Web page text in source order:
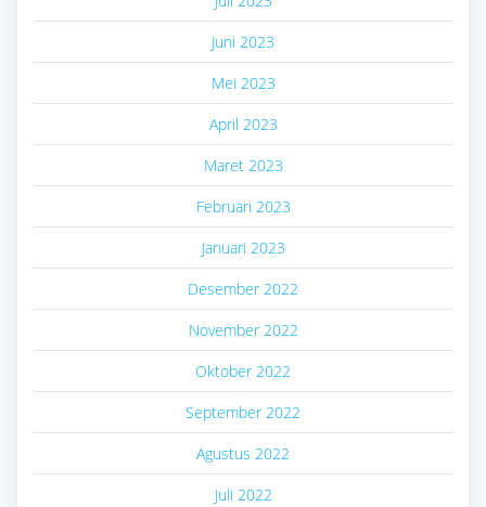
Juni 2023
Mei 2023
April 2023
Maret 2023
Februari 2023
Januari 2023
Desember 2022
November 2022
Oktober 2022
September 2022
Agustus 2022
Juli 2022